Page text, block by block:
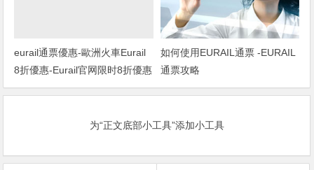
eurail通票優惠-歐洲火車Eurail
8折優惠-Eurail官网限时8折優惠
如何使用EURAIL通票 -EURAIL
通票攻略
为“正文底部小工具”添加小工具